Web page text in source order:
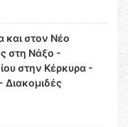
στον Νέο
στη Νάξο -
στην Κέρκυρα -